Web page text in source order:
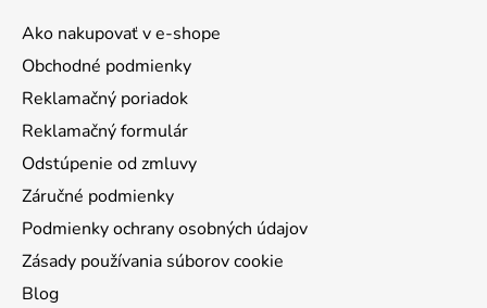
Ako nakupovať v e-shope
Obchodné podmienky
Reklamačný poriadok
Reklamačný formulár
Odstúpenie od zmluvy
Záručné podmienky
Podmienky ochrany osobných údajov
Zásady používania súborov cookie
Blog